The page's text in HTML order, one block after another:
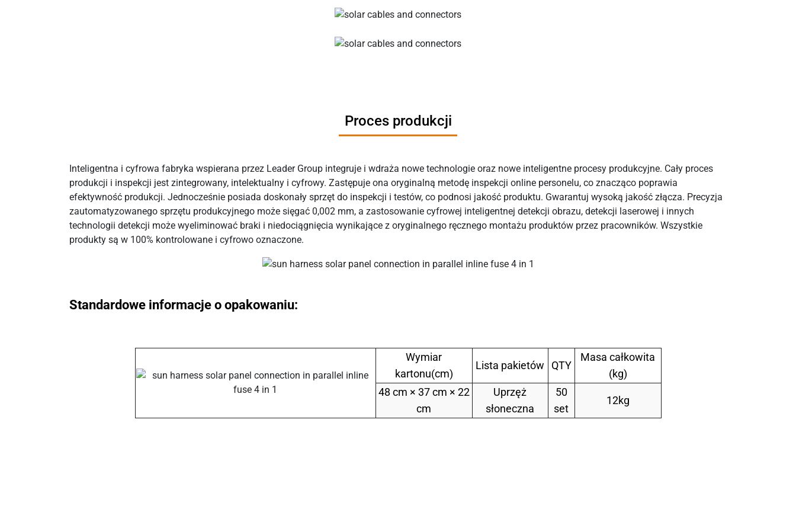
Proces produkcji
Inteligentna i cyfrowa fabryka wspierana przez Leader Group integruje i wdraża nowe technologie oraz nowe inteligentne procesy produkcyjne. Cały proces
produkcji i inspekcji jest zintegrowany, intelektualny i cyfrowy. Zastępuje ona oryginalną metodę inspekcji online personelu, co znacząco poprawia
efektywność produkcji. Jednocześnie posiada doskonały sprzęt do inspekcji i testów, co podnosi jakość produktu. Gwarantuj wysoką jakość złącza. Precyzja
zautomatyzowanego sprzętu produkcyjnego może sięgać 0,002 mm, a zastosowanie cyfrowej inteligentnej detekcji obrazu, detekcji laserowej i innych
technologii detekcji może wyeliminować braki i niedociągnięcia wynikające z oryginalnego ręcznego montażu produktów przez pracowników. Wszystkie
produkty są w 100% kontrolowane i cyfrowo oznaczone.
Standardowe informacje o opakowaniu:
Wymiar
kartonu(cm)
Lista pakietów QTY
Masa całkowita
(kg)
48 cm × 37 cm × 22
cm
Uprzęż
słoneczna
50
set
12kg